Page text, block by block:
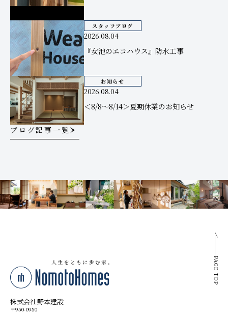
ブログ記事一覧
スタッフブログ
2026.08.04
『女池のエコハウス』防水工事
お知らせ
2026.08.04
＜8/8～8/14＞夏期休業のお知らせ
株式会社野本建設
〒950-0950
PAGE TOP